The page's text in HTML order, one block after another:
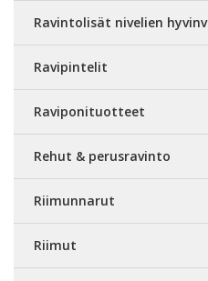
Ravintolisät nivelien
Ravipintelit
Raviponituotteet
Rehut & perusravinto
Riimunnarut
Riimut